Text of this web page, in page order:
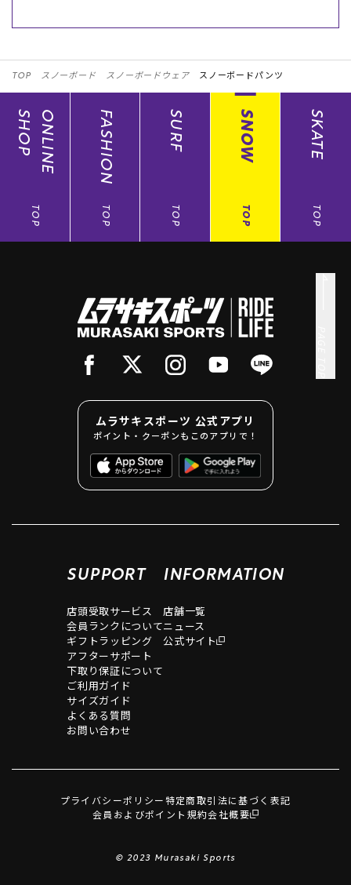
TOP スノーボード スノーボードウェア スノーボードパンツ
ONLINE
SHOP
TOP
FASHION
TOP
SURF
TOP
SNOW
TOP
SKATE
TOP
ムラサキスポーツ 公式アプリ
ポイント・クーポンもこのアプリで！
SUPPORT
店頭受取サービス
会員ランクについて
ギフトラッピング
アフターサポート
下取り保証について
ご利用ガイド
サイズガイド
よくある質問
お問い合わせ
INFORMATION
店舗一覧
ニュース
公式サイト
プライバシーポリシー特定商取引法に基づく表記
会員およびポイント規約会社概要
© 2023 Murasaki Sports